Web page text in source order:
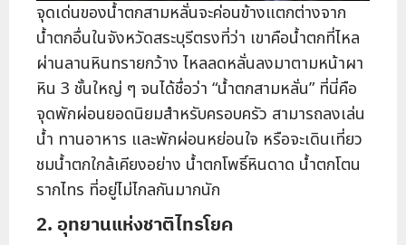
จุดเด่นของน้ำตกสามหลั่นจะค่อนข้างแตกต่างจาก
น้ำตกอื่นในจังหวัดสระบุรีตรงที่ว่า เขาคือน้ำตกที่ไหล
ผ่านลานหินทรายกว้าง ไหลลดหลั่นลงมาตามหน้าผา
หิน 3 ชั้นใหญ่ ๆ จนได้ชื่อว่า “น้ำตกสามหลั่น” ที่นี่คือ
จุดพักผ่อนยอดนิยมสำหรับครอบครัว สามารถลงเล่น
น้ำ ทานอาหาร และพักผ่อนหย่อนใจ หรือจะเดินเที่ยว
ชมน้ำตกใกล้เคียงอย่าง น้ำตกโพธิ์หินดาด น้ำตกโตน
รากไทร ที่อยู่ไม่ไกลกันมากนัก
2. อุทยานแห่งชาติไทรโยค